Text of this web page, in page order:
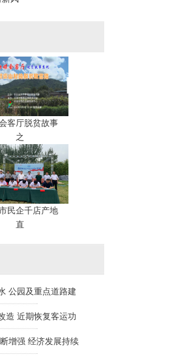
客厅脱贫故事
之
民企千店产地
直
公园及重点道路建
造 近期恢复客运功
增强 经济发展持续